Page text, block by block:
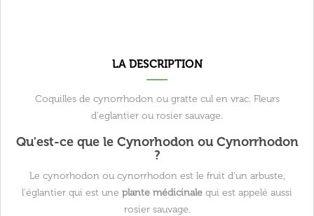
LA DESCRIPTION
Coquilles de cynorrhodon ou gratte cul en vrac. Fleurs
d'eglantier ou rosier sauvage.
Qu'est-ce que le Cynorhodon ou Cynorrhodon
?
Le cynorhodon ou cynorrhodon est le fruit d'un arbuste,
l'églantier qui est une plante médicinale qui est appelé aussi
rosier sauvage.